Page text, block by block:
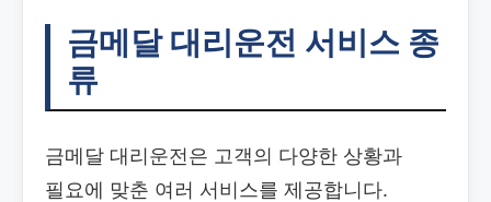
금메달 대리운전 서비스 종
류
금메달 대리운전은 고객의 다양한 상황과
필요에 맞춘 여러 서비스를 제공합니다.